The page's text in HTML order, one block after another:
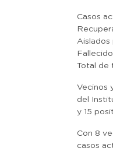
Casos
Aislados
Total de
Vecinos
del
y 15
Con 8
casos